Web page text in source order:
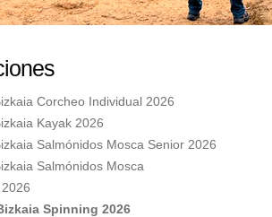
Corcheo Individual 2026
Kayak 2026
Salmónidos Mosca Senior 2026
Salmónidos Mosca
Spinning 2026